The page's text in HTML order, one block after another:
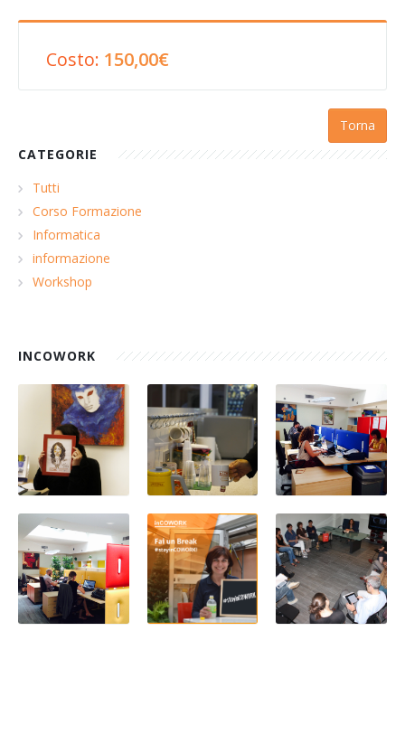
Costo: 150,00€
Torna
CATEGORIE
Tutti
Corso Formazione
Informatica
informazione
Workshop
INCOWORK